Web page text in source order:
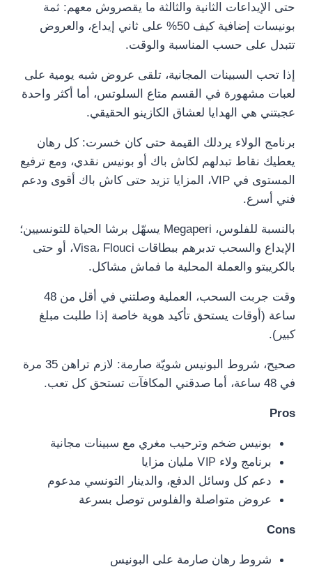
حتى الإيداعات الثانية والثالثة ما يقصروش معهم: ثمة
بونيسات إضافية كيف 50% على ثاني إيداع، والعروض
تتبدل على حسب المناسبة والوقت.
إذا تحب السبينات المجانية، تلقى عروض شبه يومية على
لعبات مشهورة في القسم متاع السلوتس، أما أكثر واحدة
عجبتني هي الهدايا لعشاق الكازينو الحقيقي.
برنامج الولاء يردلك القيمة حتى كان خسرت: كل رهان
يعطيك نقاط تبدلهم لكاش باك أو بونيس نقدي، ومع ترفيع
المستوى في VIP، المزايا تزيد حتى كاش باك أقوى ودعم
فني أسرع.
بالنسبة للفلوس، Megaperi يسهّل برشا الحياة للتونسيين؛
الإيداع والسحب تدبرهم ببطاقات Visa، Flouci، أو حتى
بالكريبتو والعملة المحلية ما فماش مشاكل.
وقت جربت السحب، العملية وصلتني في أقل من 48
ساعة (أوقات يستحق تأكيد هوية خاصة إذا طلبت مبلغ
كبير).
صحيح، شروط البونيس شويّة صارمة: لازم تراهن 35 مرة
في 48 ساعة، أما صدقني المكافآت تستحق كل تعب.
Pros
بونيس ضخم وترحيب مغري مع سبينات مجانية
برنامج ولاء VIP مليان مزايا
دعم كل وسائل الدفع، والدينار التونسي مدعوم
عروض متواصلة والفلوس توصل بسرعة
Cons
شروط رهان صارمة على البونيس